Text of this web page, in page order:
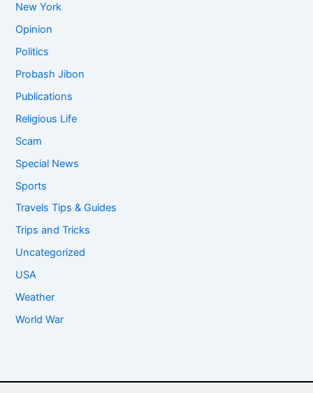
New York
Opinion
Politics
Probash Jibon
Publications
Religious Life
Scam
Special News
Sports
Travels Tips & Guides
Trips and Tricks
Uncategorized
USA
Weather
World War